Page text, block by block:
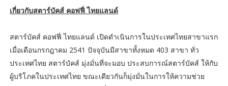
เกี่ยวกับสตาร์บัคส์ คอฟฟี่ ไทยแลนด์
สตาร์บัคส์ คอฟฟี่ ไทยแลนด์ เปิดดำเนินการในประเทศไทยสาขาแรก
เมื่อเดือนกรกฎาคม 2541 ปัจจุบันมีสาขาทั้งหมด 403 สาขา ทั่ว
ประเทศไทย สตาร์บัคส์ มุ่งมั่นที่จะมอบ ประสบการณ์สตาร์บัคส์ ให้กับ
ผู้บริโภคในประเทศไทย ขณะเดียวกันก็มุ่งมั่นในการให้ความช่วย